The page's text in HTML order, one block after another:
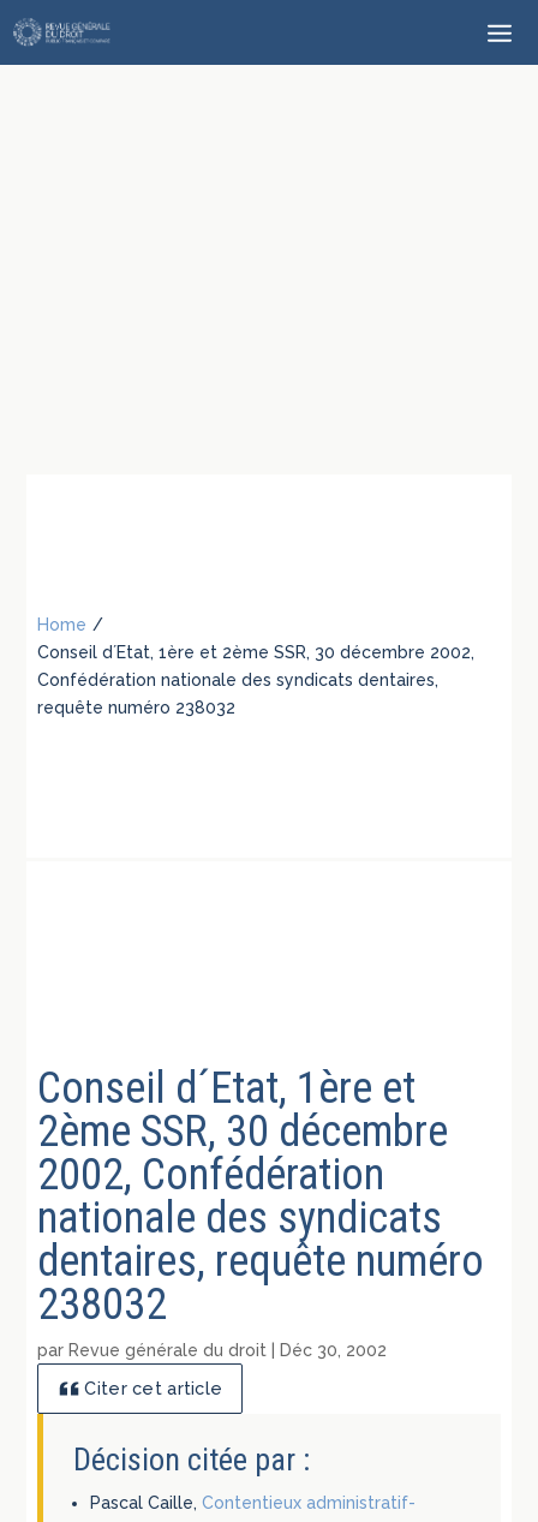
Home /
Conseil d´Etat, 1ère et 2ème SSR, 30 décembre 2002,
Confédération nationale des syndicats dentaires,
requête numéro 238032
Conseil d´Etat, 1ère et
2ème SSR, 30 décembre
2002, Confédération
nationale des syndicats
dentaires, requête numéro
238032
par Revue générale du droit Déc 30, 2002
Citer cet article
Décision citée par :
Pascal Caille,Contentieux administratif-